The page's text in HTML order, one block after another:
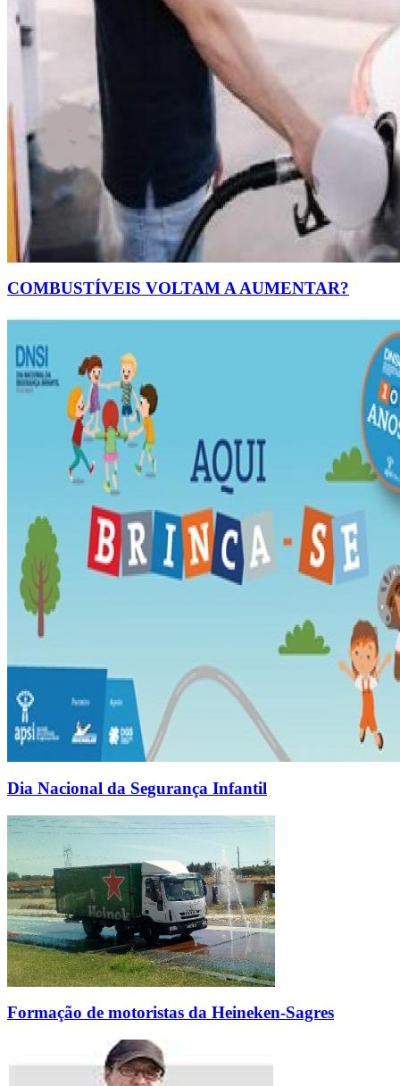
COMBUSTÍVEIS VOLTAM A AUMENTAR?
Dia Nacional da Segurança Infantil
Formação de motoristas da Heineken-Sagres